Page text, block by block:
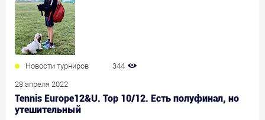
Новости турниров 344
28 апреля 2022
Tennis Europe12&U. Top 10/12. Есть полуфинал, но
утешительный